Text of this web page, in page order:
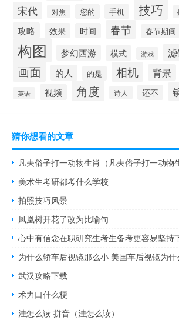
宋代 对焦 您的 手机 技巧
攻略 效果 时间 春节 春节期间
构图 梦幻西游 模式 游戏
画面 的人 的是 相机 背景
英语 视频 角度 诗人 还不
猜你想看的文章
凡夫俗子打一动物生肖（凡夫俗子打一动物
美术生考研都考什么学校
拍照技巧风景
凤凰树开花了改为比喻句
心中有信念在职研究生考生备考更容易坚持
为什么轿车后视镜那么小 美国车后视镜为什
武汉攻略下载
术力口什么梗
洼怎么读 拼音（洼怎么读）